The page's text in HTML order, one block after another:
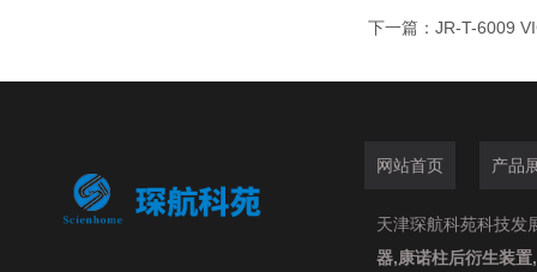
下一篇： JR-T-6009
网站首页 产品
天津琛航科苑科技发
器,康诺柱后衍生装